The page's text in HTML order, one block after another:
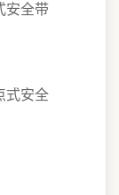
安全带
式安全